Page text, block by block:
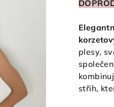
plesy,
střih,